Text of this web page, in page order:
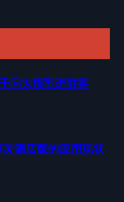
问大模型进驻客
酒店版的应用现状